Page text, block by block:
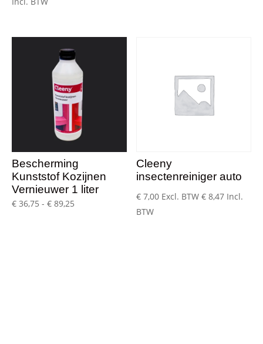
Bescherming
Kunststof Kozijnen
Vernieuwer 1 liter
€ 36,75 - € 89,25
Cleeny
insectenreiniger auto
€ 7,00 Excl. BTW€ 8,47 Incl.
BTW